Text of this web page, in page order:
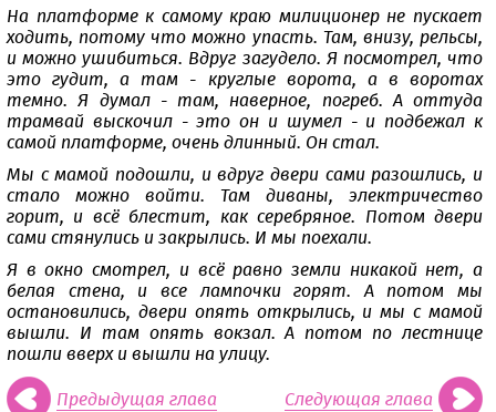
На платформе к самому краю милиционер не пускает
ходить, потому что можно упасть. Там, внизу, рельсы,
и можно ушибиться. Вдруг загудело. Я посмотрел, что
это гудит, а там - круглые ворота, а в воротах
темно. Я думал - там, наверное, погреб. А оттуда
трамвай выскочил - это он и шумел - и подбежал к
самой платформе, очень длинный. Он стал.
Мы с мамой подошли, и вдруг двери сами разошлись, и
стало можно войти. Там диваны, электричество
горит, и всё блестит, как серебряное. Потом двери
сами стянулись и закрылись. И мы поехали.
Я в окно смотрел, и всё равно земли никакой нет, а
белая стена, и все лампочки горят. А потом мы
остановились, двери опять открылись, и мы с мамой
вышли. И там опять вокзал. А потом по лестнице
пошли вверх и вышли на улицу.
Предыдущая глава Следующая глава